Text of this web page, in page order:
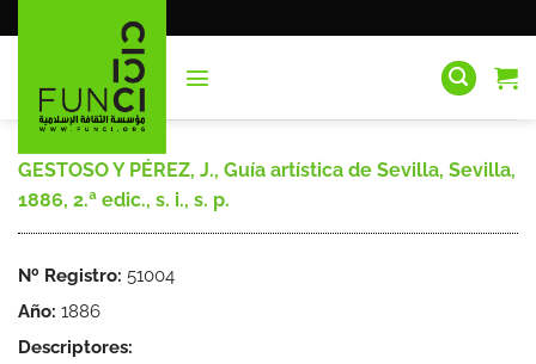
al
GESTOSO Y PÉREZ, J., Guía artística de Sevilla, Sevilla,
1886, 2.ª edic., s. i., s. p.
Nº Registro: 51004
Año: 1886
Descriptores: